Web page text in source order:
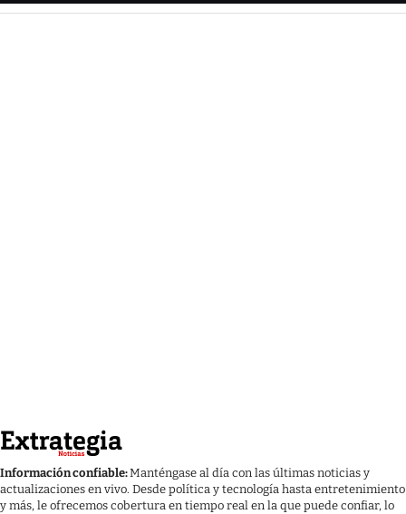
Información confiable:Manténgase al día con las últimas noticias y
actualizaciones en vivo. Desde política y tecnología hasta entretenimiento
y más, le ofrecemos cobertura en tiempo real en la que puede confiar, lo